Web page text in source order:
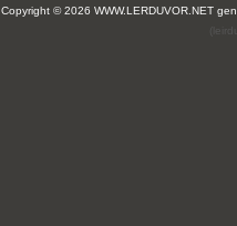
Copyright © 2026 WWW.LERDUVOR.NET